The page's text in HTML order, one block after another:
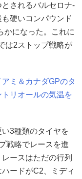
されるバルセロナ-
硬いコンパウンド
かになった。これに
は2ストップ戦略が
ミ＆カナダGPのタ
リオールの気温を
3種類のタイヤを
戦略でレースを進
ースはただの行列
ードがC2、ミディ